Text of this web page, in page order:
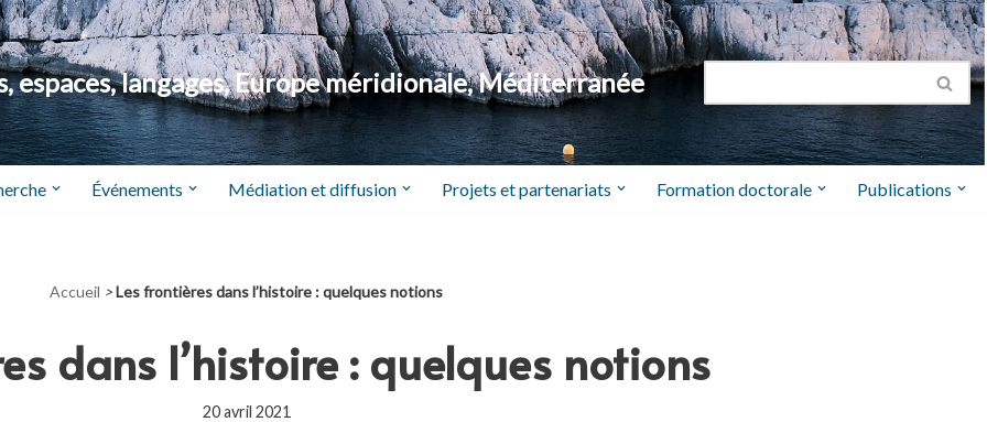
espaces, langages, Europe méridionale, Méditerranée
Événements Médiation et diffusion Projets et partenariats Formation doctorale Publications
Accueil >Les frontières dans l’histoire : quelques notions
dans l’histoire : quelques notions
20 avril 2021